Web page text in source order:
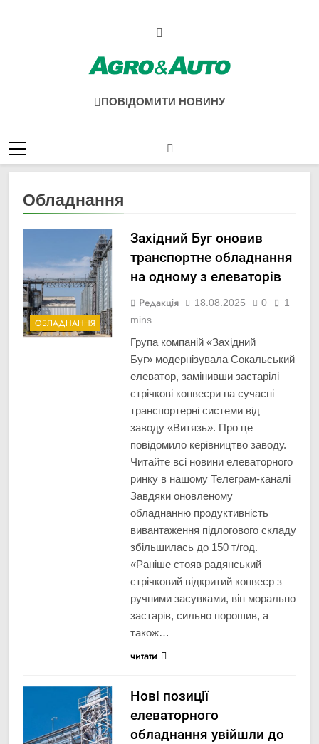
Agro & Auto
ПОВІДОМИТИ НОВИНУ
Обладнання
ОБЛАДНАННЯ
Західний Буг оновив
транспортне обладнання
на одному з елеваторів
Редакція 18.08.2025 0
1
mins
Група компаній «Західний
Буг» модернізувала Сокальський
елеватор, замінивши застарілі
стрічкові конвеєри на сучасні
транспортерні системи від
заводу «Витязь». Про це
повідомило керівництво заводу.
Читайте всі новини елеваторного
ринку в нашому Телеграм-каналі
Завдяки оновленому
обладнанню продуктивність
вивантаження підлогового складу
збільшилась до 150 т/год.
«Раніше стояв радянський
стрічковий відкритий конвеєр з
ручними засувками, він морально
застарів, сильно порошив, а
також…
читати
Нові позиції
елеваторного
обладнання увійшли до